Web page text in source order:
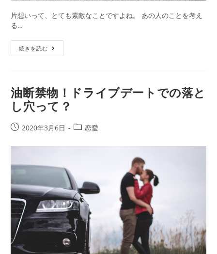
片想いって、とても素敵なことですよね。 あの人のことを考え
る…
続きを読む
想
い】
水
晶
子
占
い
で
片
想
い
が
両
想
油断禁物！ドライブデートでの落と
し穴って？
投
公
日:
2020年3月6日
投
カ
リ
ー:
恋愛